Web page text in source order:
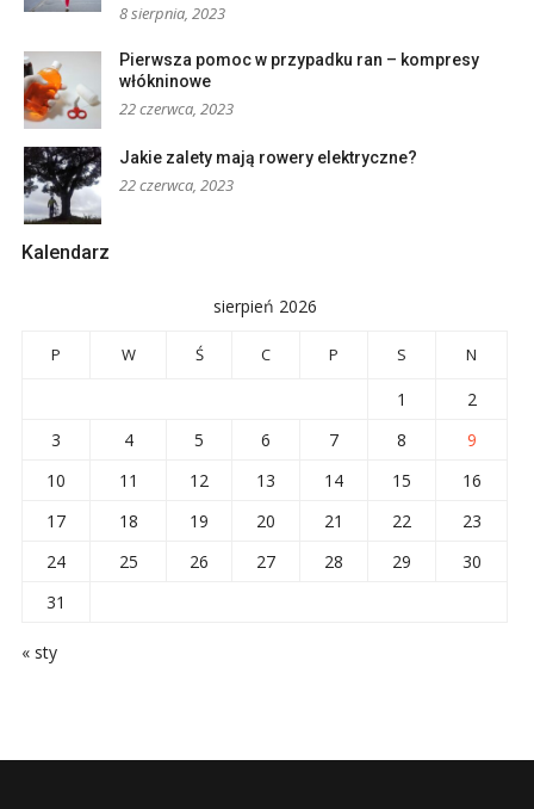
8 sierpnia, 2023
Pierwsza pomoc w przypadku ran – kompresy
włókninowe
22 czerwca, 2023
Jakie zalety mają rowery elektryczne?
22 czerwca, 2023
Kalendarz
sierpień 2026
P W Ś C P S N
1
2
3
4 5 6 7 8
9
10
11 12 13 14 15
16
17
18 19 20 21 22
23
24
25 26 27 28 29
30
31
« sty